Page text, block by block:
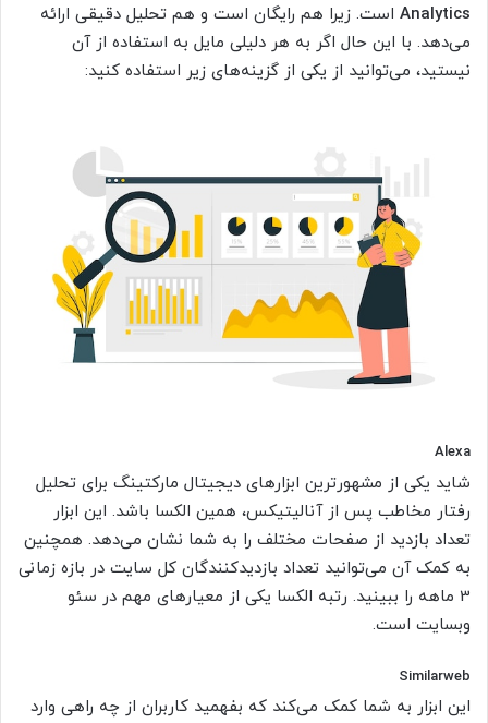
Analytics است. زیرا هم رایگان است و هم تحلیل دقیقی ارائه
می‌دهد. با این حال اگر به هر دلیلی مایل به استفاده از آن
نیستید، می‌توانید از یکی از گزینه‌های زیر استفاده کنید:
Alexa
شاید یکی از مشهورترین ابزارهای دیجیتال مارکتینگ برای تحلیل
رفتار مخاطب پس از آنالیتیکس، همین الکسا باشد. این ابزار
تعداد بازدید از صفحات مختلف را به شما نشان می‌دهد. همچنین
به کمک آن می‌توانید تعداد بازدیدکنندگان کل سایت در بازه زمانی
3 ماهه را ببینید. رتبه الکسا یکی از معیارهای مهم در سئو
وبسایت است.
Similarweb
این ابزار به شما کمک می‌کند که بفهمید کاربران از چه راهی وارد